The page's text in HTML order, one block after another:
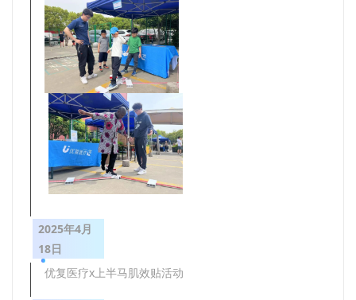
2025年4月
18日
优复医疗x上半马肌效贴活动